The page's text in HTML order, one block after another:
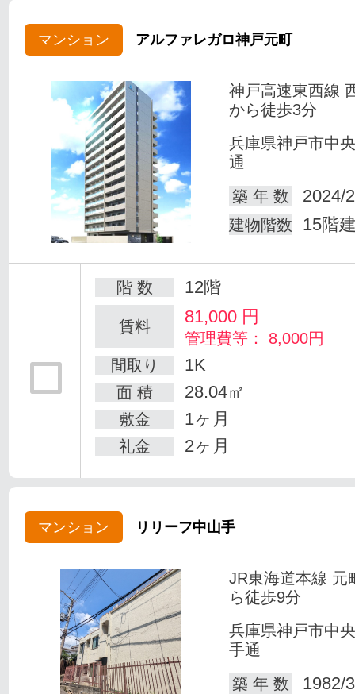
マンション アルファレガロ神戸元町
神戸高速東西線
から徒歩3分
兵庫県神戸市中
通
築 年 数
2024/
建物階数 15階
階 数 12階
賃料 81,000 円
管理費等： 8,000円
間取り
1K
面 積 28.04㎡
敷金 1ヶ月
礼金 2ヶ月
マンション リリーフ中山手
JR東海道本線 元
ら徒歩9分
兵庫県神戸市中
手通
築 年 数
1982/